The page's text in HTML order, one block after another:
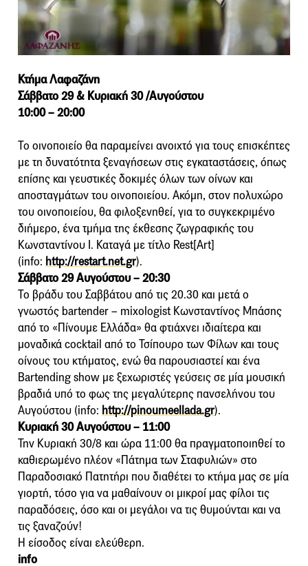
Κτήμα Λαφαζάνη
Σάββατο 29 & Κυριακή 30 /Αυγούστου
10:00 – 20:00
Το οινοποιείο θα παραμείνει ανοιχτό για τους επισκέπτες
με τη δυνατότητα ξεναγήσεων στις εγκαταστάσεις, όπως
επίσης και γευστικές δοκιμές όλων των οίνων και
αποσταγμάτων του οινοποιείου. Ακόμη, στον πολυχώρο
του οινοποιείου, θα φιλοξενηθεί, για το συγκεκριμένο
διήμερο, ένα τμήμα της έκθεσης ζωγραφικής του
Κωνσταντίνου Ι. Καταγά με τίτλο Rest[Art]
(info: http://restart.net.gr).
Σάββατο 29 Αυγούστου –20:30
Το βράδυ του Σαββάτου από τις 20.30 και μετά ο
γνωστός bartender – mixologist Κωνσταντίνος Μπάσης
από το «Πίνουμε Ελλάδα» θα φτιάχνει ιδιαίτερα και
μοναδικά cocktail από το Τσίπουρο των Φίλων και τους
οίνους του κτήματος, ενώ θα παρουσιαστεί και ένα
Bartending show με ξεχωριστές γεύσεις σε μία μουσική
βραδιά υπό το φως της μεγαλύτερης πανσελήνου του
Αυγούστου (info: http://pinoumeellada.gr).
Κυριακή 30 Αυγούστου – 11:00
Την Κυριακή 30/8 και ώρα 11:00 θα πραγματοποιηθεί το
καθιερωμένο πλέον «Πάτημα των Σταφυλιών» στο
Παραδοσιακό Πατητήρι που διαθέτει το κτήμα μας σε μία
γιορτή, τόσο για να μαθαίνουν οι μικροί μας φίλοι τις
παραδόσεις, όσο και οι μεγάλοι να τις θυμούνται και να
τις ξαναζούν!
Η είσοδος είναι ελεύθερη.
info